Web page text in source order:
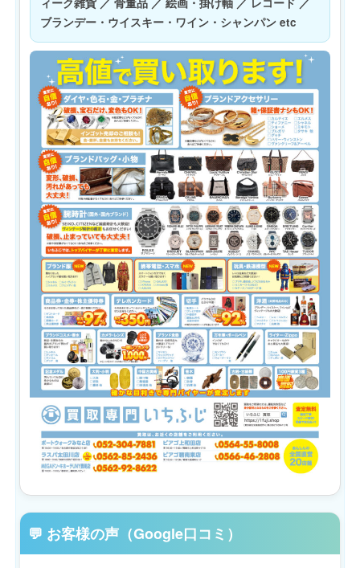
ブランデー・ウイスキー・ワイン・シャンパン etc
💬 お客様の声（Google口コミ）